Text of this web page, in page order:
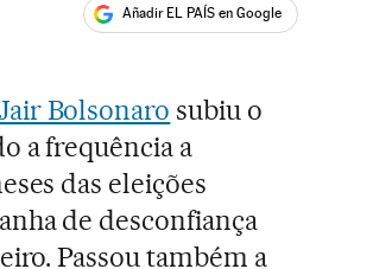
Añadir EL PAÍS en Google
Bolsonaro subiu o
a frequência a
das eleições
de desconfiança
Passou também a